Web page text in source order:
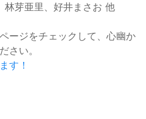
林芽亜里、好井まさお 他
ージをチェックして、心幽か
さい。
す！